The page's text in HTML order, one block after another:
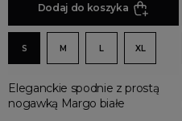
Dodaj do koszyka
S M L XL
Eleganckie spodnie z prostą
nogawką Margo białe